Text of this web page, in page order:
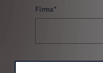
Firma*